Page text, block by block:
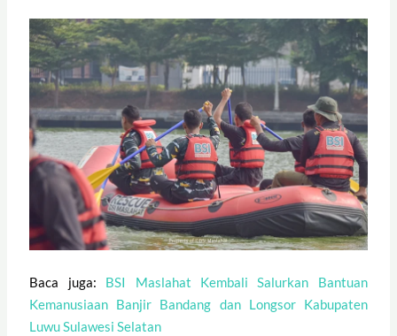
Baca juga: BSI Maslahat Kembali Salurkan Bantuan
Kemanusiaan Banjir Bandang dan Longsor Kabupaten
Luwu Sulawesi Selatan